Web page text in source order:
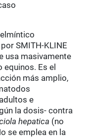
SMITH-KLINE
usa masivamente
Es el
más amplio,
e
la dosis- contra
hepatica (no
se emplea en la